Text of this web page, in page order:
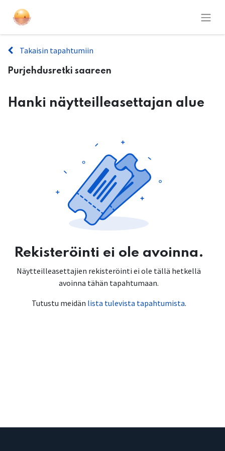
Takaisin tapahtumiin
Purjehdusretki saareen
Hanki näytteilleasettajan alue
Rekisteröinti ei ole avoinna.
Näytteilleasettajien rekisteröinti ei ole tällä hetkellä
avoinna tähän tapahtumaan.
Tutustu meidän lista tulevista tapahtumista.